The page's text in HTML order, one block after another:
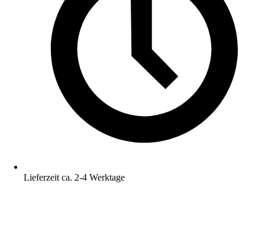
Lieferzeit ca. 2-4 Werktage